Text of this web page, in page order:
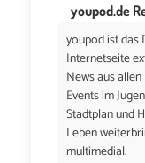
youpod.de
youpod ist das
Internetseite
News aus
Events im
Stadtplan und
Leben
multimedial.